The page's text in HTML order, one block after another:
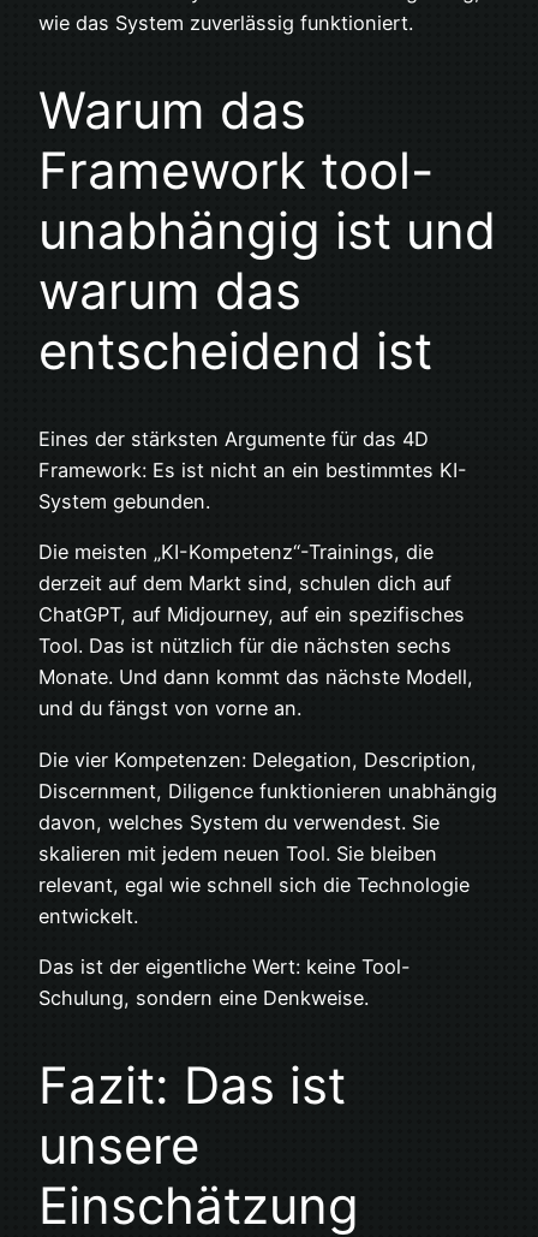
wie das System zuverlässig funktioniert.
Warum das
Framework tool-
unabhängig ist und
warum das
entscheidend ist
Eines der stärksten Argumente für das 4D
Framework: Es ist nicht an ein bestimmtes KI-
System gebunden.
Die meisten „KI-Kompetenz“-Trainings, die
derzeit auf dem Markt sind, schulen dich auf
ChatGPT, auf Midjourney, auf ein spezifisches
Tool. Das ist nützlich für die nächsten sechs
Monate. Und dann kommt das nächste Modell,
und du fängst von vorne an.
Die vier Kompetenzen: Delegation, Description,
Discernment, Diligence funktionieren unabhängig
davon, welches System du verwendest. Sie
skalieren mit jedem neuen Tool. Sie bleiben
relevant, egal wie schnell sich die Technologie
entwickelt.
Das ist der eigentliche Wert: keine Tool-
Schulung, sondern eine Denkweise.
Fazit: Das ist
unsere
Einschätzung